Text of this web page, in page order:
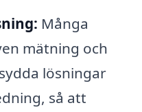
Många
mätning och
lösningar
så att